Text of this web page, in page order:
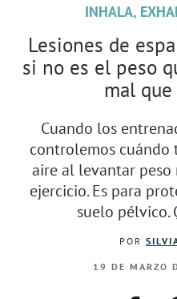
INHALA,
Lesiones de
si no es el peso
mal
Cuando los
controlemos cuándo
aire al levantar
ejercicio. Es para
suelo pélvico.
POR
19 DE